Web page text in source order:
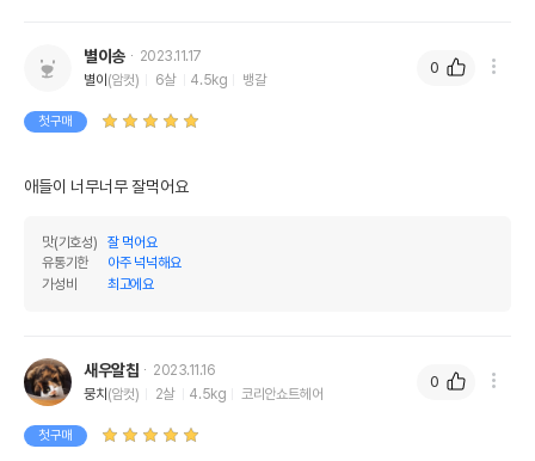
별이송
2023.11.17
별이(암컷) 6살 4.5kg 뱅갈
첫구매
애들이 너무너무 잘먹어요
맛(기호성)
잘 먹어요
유통기한
아주 넉넉해요
가성비
최고에요
0
새우알칩
2023.11.16
뭉치(암컷) 2살 4.5kg 코리안쇼트헤어
첫구매
0